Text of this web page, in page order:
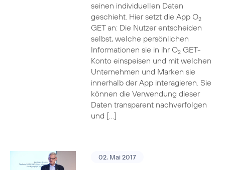
seinen individuellen Daten
geschieht. Hier setzt die App O2
GET an: Die Nutzer entscheiden
selbst, welche persönlichen
Informationen sie in ihr O2GET-
Konto einspeisen und mit welchen
Unternehmen und Marken sie
innerhalb der App interagieren. Sie
können die Verwendung dieser
Daten transparent nachverfolgen
und […]
02. Mai 2017